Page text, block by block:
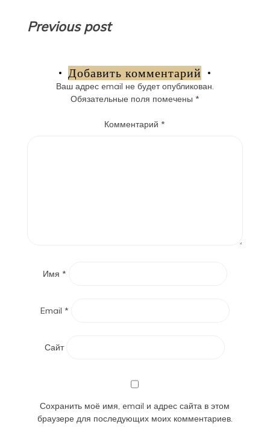
Навигация
записям
Previous post
Добавить комментарий
Ваш адрес email не будет опубликован.
Обязательные поля помечены *
Комментарий*
Имя *
Email *
Сайт
Сохранить моё имя, email и адрес сайта в этом
браузере для последующих моих комментариев.